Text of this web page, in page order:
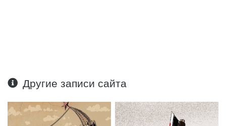
Другие записи сайта